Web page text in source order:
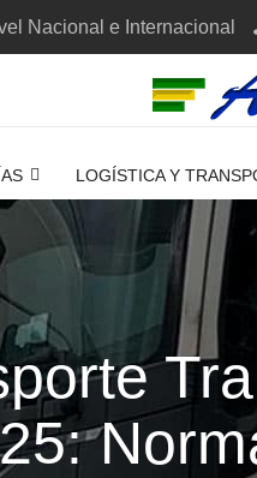
Nacional e Internacional
LOGÍSTICA Y